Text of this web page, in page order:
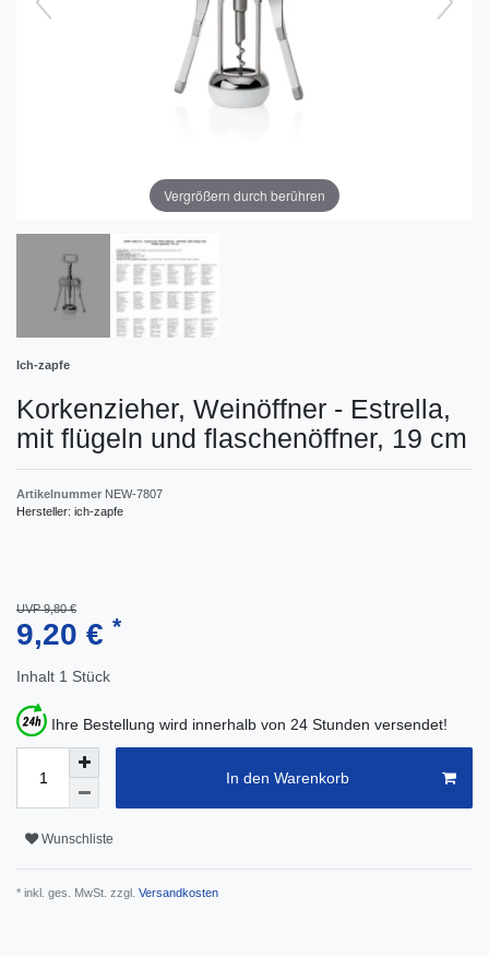
Vergrößern durch berühren
Ich-zapfe
Korkenzieher, Weinöffner - Estrella,
mit flügeln und flaschenöffner, 19 cm
Artikelnummer NEW-7807
Hersteller: ich-zapfe
UVP 9,80 €
9,20 € *
Inhalt 1 Stück
Ihre Bestellung wird innerhalb von 24 Stunden versendet!
In den Warenkorb
Wunschliste
* inkl. ges. MwSt. zzgl. Versandkosten